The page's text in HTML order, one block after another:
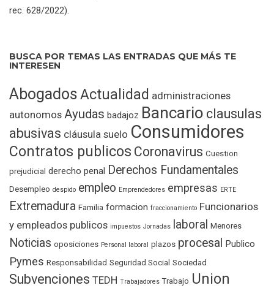
rec. 628/2022).
BUSCA POR TEMAS LAS ENTRADAS QUE MÁS TE
INTERESEN
AbogadosActualidad administraciones
autonomos Ayudas badajoz Bancario clausulas
abusivas cláusula suelo Consumidores
Contratos publicos Coronavirus Cuestion
prejudicial derecho penal Derechos Fundamentales
Desempleo despido empleo Emprendedores empresas ERTE
Extremadura Familia formacion fraccionamiento Funcionarios
y empleados publicos impuestos Jornadas laboral Menores
Noticias oposiciones Personal laboral plazos procesal Publico
Pymes Responsabilidad Seguridad Social Sociedad
Subvenciones TEDH Trabajadores Trabajo Union